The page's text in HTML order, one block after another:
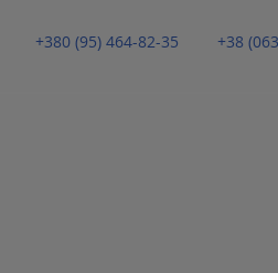
+380 (95) 464-82-35 +38